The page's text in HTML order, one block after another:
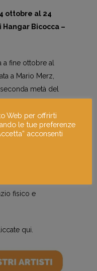
ottobre al 24
Bicocca –
a fine ottobre al
a Mario Merz,
metà del
partire dal 1968
Le opere
delle navate
di navigare
che per
fisico e
qui.
Web per offrirti
le tue preferenze
acconsenti